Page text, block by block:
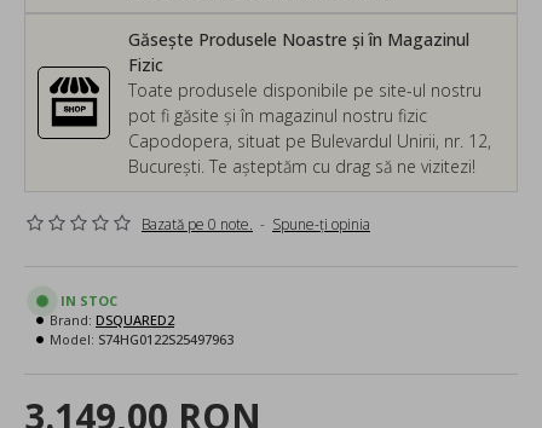
Găsește Produsele Noastre și în Magazinul
Fizic
Toate produsele disponibile pe site-ul nostru
pot fi găsite și în magazinul nostru fizic
Capodopera, situat pe Bulevardul Unirii, nr. 12,
București. Te așteptăm cu drag să ne vizitezi!
Bazată pe 0 note. - Spune-ţi opinia
3.149,00 RON
IN STOC
Brand: DSQUARED2
Model: S74HG0122S25497963